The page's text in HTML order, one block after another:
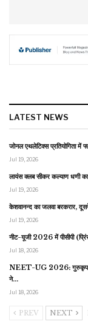
LATEST NEWS
जोनल एथलेटिक्स प्रतियोगिता में
Jul 19, 2026
लायंस क्लब सीकर कल्याण धणी का
Jul 19, 2026
केशवानन्द का जलवा बरकरार,
Jul 19, 2026
नीट-यूजी 2026 में पीसीपी
Jul 18, 2026
NEET-UG 2026: गुरुकृपा ने
ने…
Jul 18, 2026
PREV NEXT